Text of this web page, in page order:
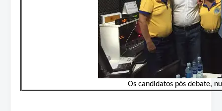
Os candidatos pós debate,